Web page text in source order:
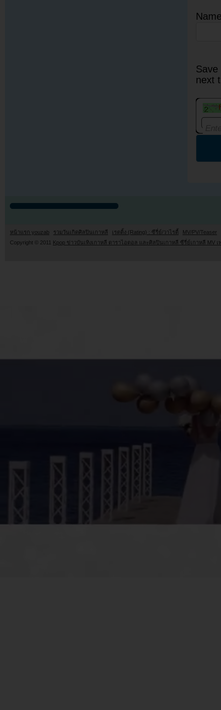
next
หน้าแรก youzab รวมวันเกิดศิลปินเกาหลี เรตติ้ง (Rating) : ซีรี่ย์/วาไรตี้
MV/PV/Teaser
Copyright © 2011
Kpop ข่าวบันเทิงเกาหลี ดาราไอดอล และศิลปินเกาหลี ซีรี่ย์เกาหลี MV